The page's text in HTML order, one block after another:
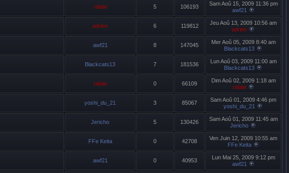
rafale 5 106193
Sam Aoû 15, 2009 11:36 pm
awf21
adrien 6 119812
Jeu Aoû 13, 2009 10:56 am
adrien
awf21 8 147045
Mer Aoû 05, 2009 8:40 am
Blackcats13
Blackcats13 7 181536
Lun Aoû 03, 2009 11:00 am
Blackcats13
rafale 0 66109
Dim Aoû 02, 2009 1:18 am
rafale
yoshi_du_21 3 85067
Sam Aoû 01, 2009 4:46 pm
yoshi_du_21
Jericho 5 130426
Sam Aoû 01, 2009 11:45 am
Jericho
FFe Keita 0 42708
Ven Juin 12, 2009 10:55 am
FFe Keita
awf21 0 40953
Lun Mai 25, 2009 9:12 pm
awf21